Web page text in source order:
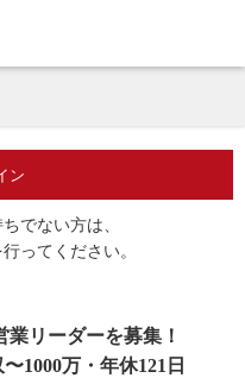
ン
でない方は、
行ってください。
リーダーを募集！
1000万・年休121日